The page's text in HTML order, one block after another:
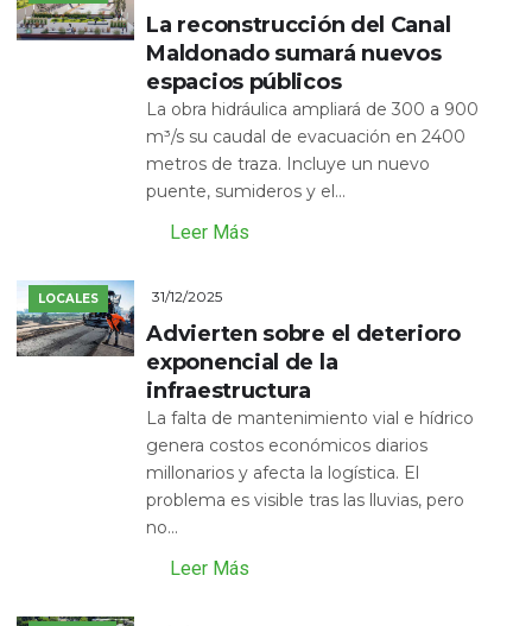
La reconstrucción del Canal
Maldonado sumará nuevos
espacios públicos
La obra hidráulica ampliará de 300 a 900
m³/s su caudal de evacuación en 2400
metros de traza. Incluye un nuevo
puente, sumideros y el...
Leer Más
LOCALES 31/12/2025
Advierten sobre el deterioro
exponencial de la
infraestructura
La falta de mantenimiento vial e hídrico
genera costos económicos diarios
millonarios y afecta la logística. El
problema es visible tras las lluvias, pero
no...
Leer Más